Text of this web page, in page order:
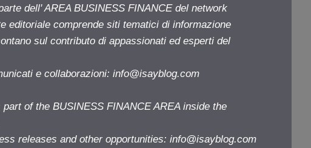
dell' AREA BUSINESS FINANCE del network
editoriale comprende siti tematici di informazione
sul contributo di appassionati ed esperti del
e collaborazioni: info@isayblog.com
of the BUSINESS FINANCE AREA inside the
releases and other opportunities: info@isayblog.com